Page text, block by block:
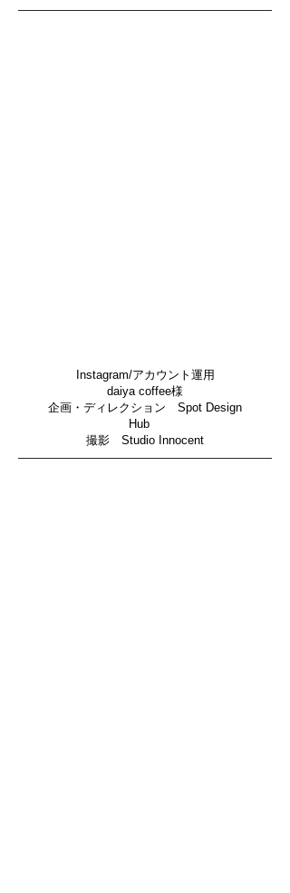
​Instagram/アカウント運用
daiya coffee様
企画・ディレクション Spot Design
Hub
撮影 Studio Innocent